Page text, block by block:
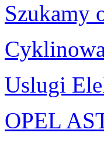
Szukamy
Uslugi
OPEL